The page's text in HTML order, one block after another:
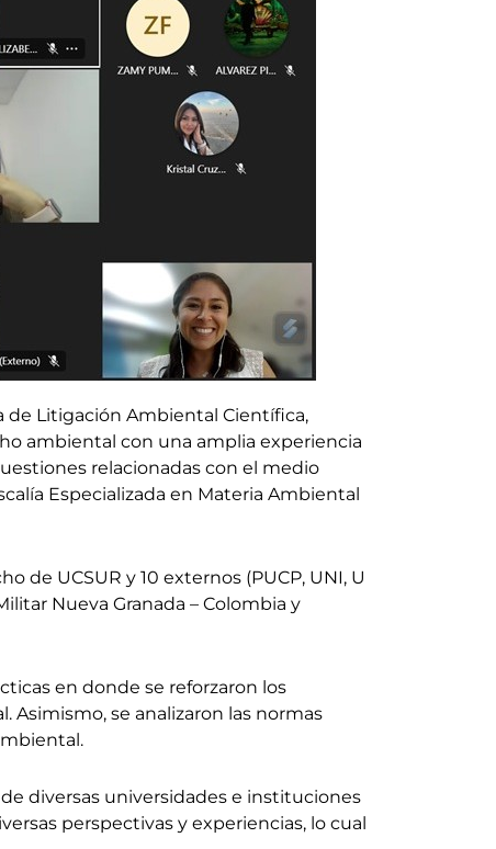
de Litigación Ambiental Científica,
ambiental con una amplia experiencia
relacionadas con el medio
Especializada en Materia Ambiental
de UCSUR y 10 externos (PUCP, UNI, U
Nueva Granada – Colombia y
en donde se reforzaron los
se analizaron las normas
diversas universidades e instituciones
perspectivas y experiencias, lo cual